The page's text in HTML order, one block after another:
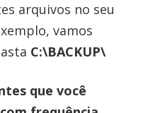
arquivos no seu
vamos
C:\BACKUP\
que você